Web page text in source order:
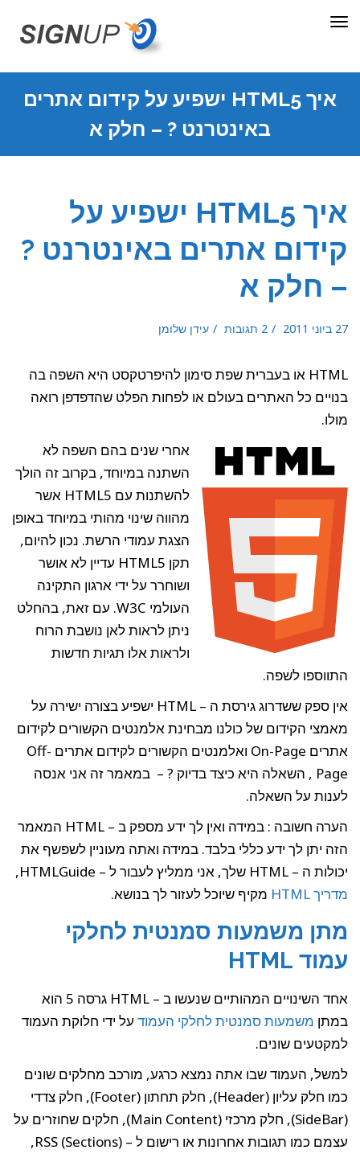
תפריט
איך HTML5 ישפיע על קידום אתרים
באינטרנט ? – חלק א
איך HTML5 ישפיע על
קידום אתרים באינטרנט ?
– חלק א
27 ביוני 2011 2 תגובות עידן שלומן
HTML או בעברית שפת סימון להיפרטקסט היא השפה בה
בנויים כל האתרים בעולם או לפחות הפלט שהדפדפן רואה
מולו.
אחרי שנים בהם השפה לא
השתנה במיוחד, בקרוב זה הולך
להשתנות עם HTML5 אשר
מהווה שינוי מהותי במיוחד באופן
הצגת עמודי הרשת. נכון להיום,
תקן HTML5 עדיין לא אושר
ושוחרר על ידי ארגון התקינה
העולמי W3C. עם זאת, בהחלט
ניתן לראות לאן נושבת הרוח
ולראות אלו תגיות חדשות
התווספו לשפה.
אין ספק ששדרוג גירסת ה – HTML ישפיע בצורה ישירה על
מאמצי הקידום של כולנו מבחינת אלמנטים הקשורים לקידום
אתרים On-Page ואלמנטים הקשורים לקידום אתרים Off-
Page , השאלה היא כיצד בדיוק ? – במאמר זה אני אנסה
לענות על השאלה.
הערה חשובה : במידה ואין לך ידע מספק ב – HTML המאמר
הזה יתן לך ידע כללי בלבד. במידה ואתה מעוניין לשפשף את
יכולות ה – HTML שלך, אני ממליץ לעבור ל – HTMLGuide,
מדריך HTML
מקיף שיוכל לעזור לך בנושא.
מתן משמעות סמנטית לחלקי
עמוד HTML
אחד השינויים המהותיים שנעשו ב – HTML גרסה 5 הוא
במתן משמעות סמנטית לחלקי העמוד על ידי חלוקת העמוד
למקטעים שונים.
למשל, העמוד שבו אתה נמצא כרגע, מורכב מחלקים שונים
כמו חלק עליון (Header), חלק תחתון (Footer), חלק צדדי
(SideBar), חלק מרכזי (Main Content), חלקים שחוזרים על
עצמם כמו תגובות אחרונות או רישום ל – RSS (Sections),